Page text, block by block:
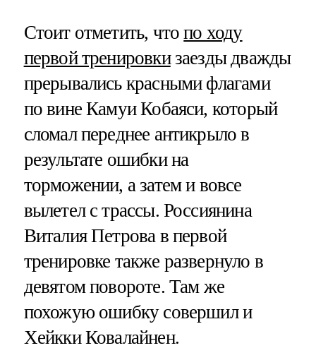
Стоит отметить, чтопо ходу
первой тренировкизаезды дважды
прерывались красными флагами
по вине Камуи Кобаяси, который
сломал переднее антикрыло в
результате ошибки на
торможении, а затем и вовсе
вылетел с трассы. Россиянина
Виталия Петрова в первой
тренировке также развернуло в
девятом повороте. Там же
похожую ошибку совершил и
Хейкки Ковалайнен.